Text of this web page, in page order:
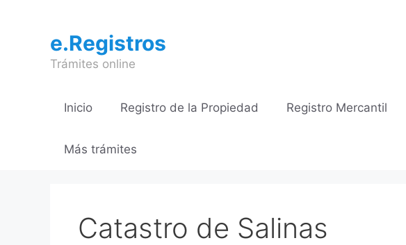
contenidoe.Registros
Trámites online
Inicio Registro de la Propiedad Registro Mercantil
Más trámites
Catastro de Salinas